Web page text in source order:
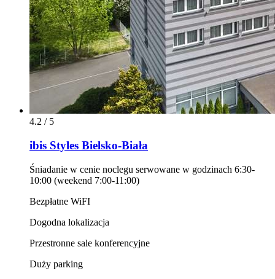
4.2 / 5
ibis Styles Bielsko-Biała
Śniadanie w cenie noclegu serwowane w godzinach 6:30-
10:00 (weekend 7:00-11:00)
Bezpłatne WiFI
Dogodna lokalizacja
Przestronne sale konferencyjne
Duży parking